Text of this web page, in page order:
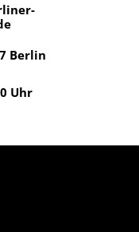
Berlin
Uhr